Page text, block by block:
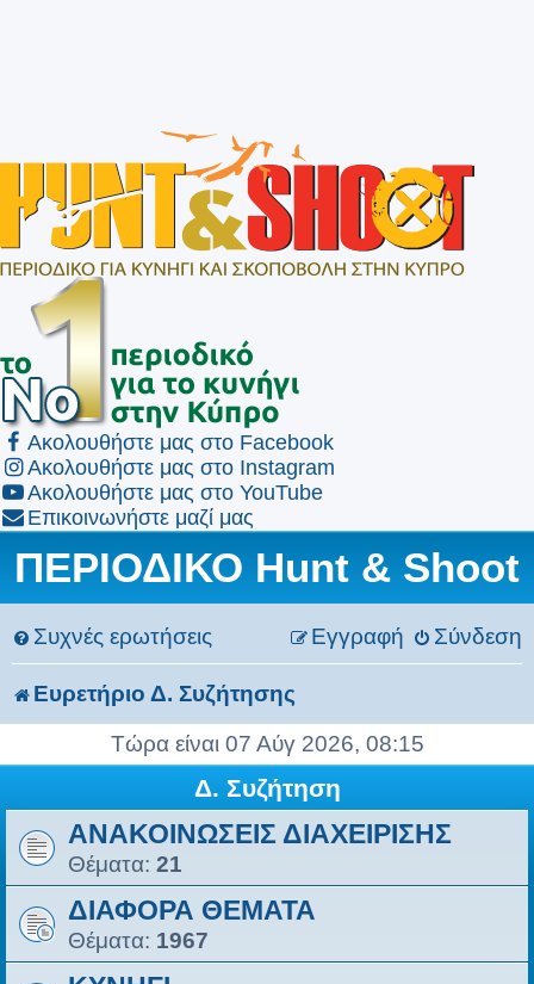
Ακολουθήστε μας στο Facebook
Ακολουθήστε μας στο Instagram
Ακολουθήστε μας στο YouTube
Επικοινωνήστε μαζί μας
ΠΕΡΙΟΔΙΚΟ Hunt & Shoot
Συχνές ερωτήσεις Σύνδεση
Εγγραφή
Ευρετήριο Δ. Συζήτησης
Τώρα είναι 07 Αύγ 2026, 08:15
Δ. Συζήτηση
ΑΝΑΚΟΙΝΩΣΕΙΣ ΔΙΑΧΕΙΡΙΣΗΣ
Θέματα: 21
ΔΙΑΦΟΡΑ ΘΕΜΑΤΑ
Θέματα: 1967